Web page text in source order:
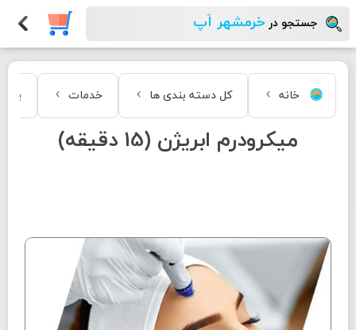
جستجو در خرمشهر اَپ
خانه کل دسته بندی ها خدمات
میکرودرم ابریژن (15 دقیقه)